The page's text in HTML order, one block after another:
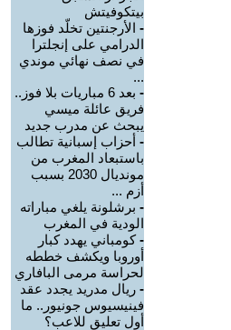
بيتكوفيتش
- الأرجنتين تخلّد فوزها
الدرامي على إنجلترا
في نصف نهائي موندي
...
-
بعد 6 مباريات بلا فوز..
فريق عائلة ميسي
يبحث عن مدرب جديد
- أحزاب إسبانية تطالب
باستبعاد المغرب من
مونديال 2030 بسبب
أزم ...
- برشلونة يلغي مباراته
الودية في المغرب
-كومباني يهدد كبار
أوروبا ويكشف خططه
لحراسة مرمى البافاري
- ريال مدريد يجدد عقد
فينيسيوس جونيور.. ما
أول تعليق للاعب؟